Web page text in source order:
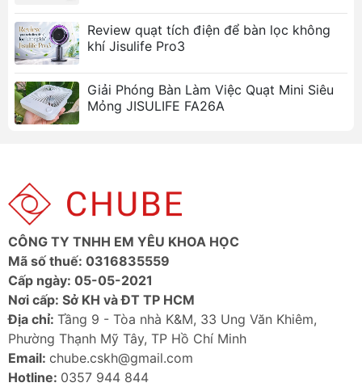
Review quạt tích điện để bàn lọc không
khí Jisulife Pro3
Giải Phóng Bàn Làm Việc Quạt Mini Siêu
Mỏng JISULIFE FA26A
CÔNG TY TNHH EM YÊU KHOA HỌC
Mã số thuế: 0316835559
Cấp ngày: 05-05-2021
Nơi cấp: Sở KH và ĐT TP HCM
Địa chỉ: Tầng 9 - Tòa nhà K&M, 33 Ung Văn Khiêm,
Phường Thạnh Mỹ Tây, TP Hồ Chí Minh
Email: chube.cskh@gmail.com
Hotline: 0357 944 844